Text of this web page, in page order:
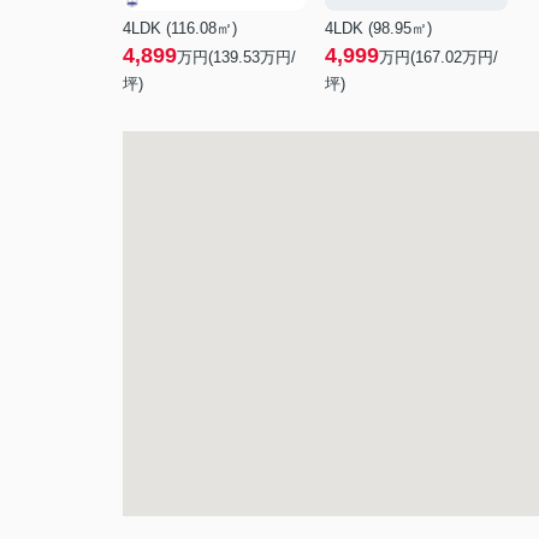
4LDK (116.08㎡)
4,899万円(139.53万円/
坪)
4LDK (98.95㎡)
4,999万円(167.02万円/
坪)